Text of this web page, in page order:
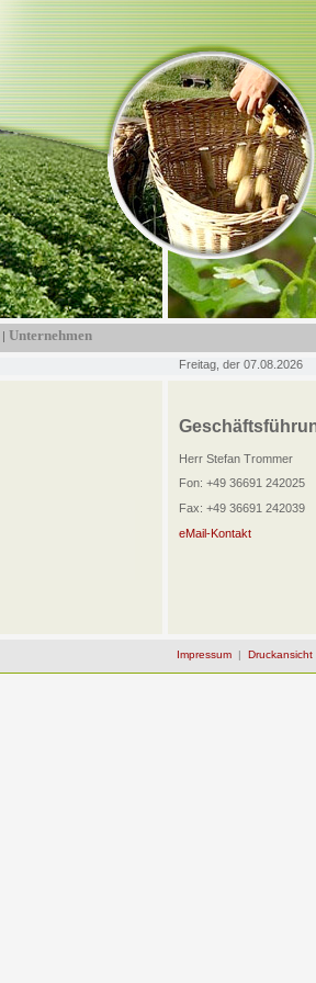
| Unternehmen
Freitag, der 07.08.2026
Herr Stefan Trommer
Fon: +49 36691 242025
Fax: +49 36691 242039
eMail-Kontakt
Impressum Druckansicht